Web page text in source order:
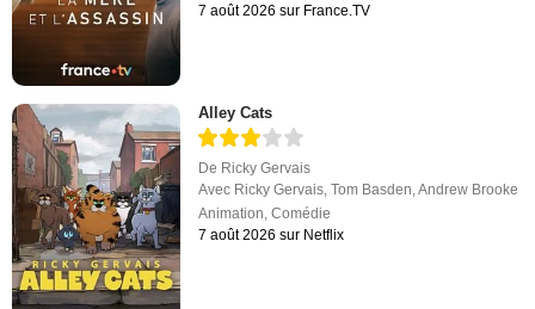
7 août 2026 sur France.TV
Alley Cats
De Ricky Gervais
Avec Ricky Gervais,Tom Basden,Andrew Brooke
Animation,Comédie
7 août 2026 sur Netflix